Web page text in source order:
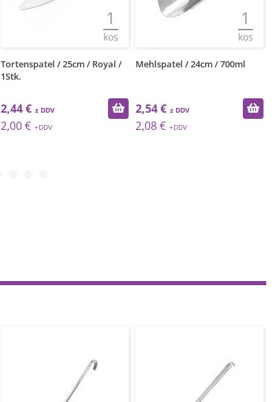
1
kos
Tortenspatel / 25cm / Royal /
1Stk.
2,44 €
2,00 €
1
kos
Mehlspatel / 24cm / 700ml
2,54 €
2,08 €